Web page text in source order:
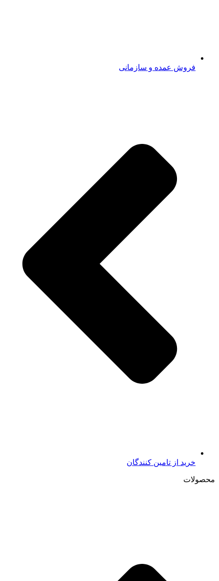
فروش عمده و سازمانی
خرید از تامين کنندگان
محصولات